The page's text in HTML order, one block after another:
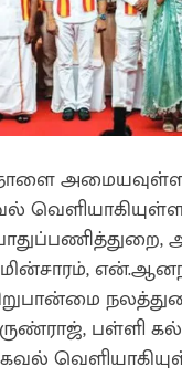
அமையவுள்ள
மின்சாரம்,
பள்ளி